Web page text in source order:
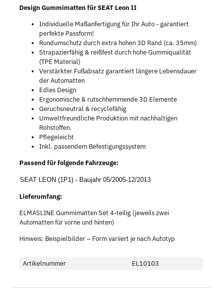
Design Gummimatten für SEAT Leon II
Individuelle Maßanfertigung für Ihr Auto - garantiert
perfekte Passform!
Rundumschutz durch extra hohen 3D Rand (ca. 35mm)
Strapazierfähig & reißfest durch hohe Gummiqualität
(TPE Material)
Verstärkter Fußabsatz garantiert längere Lebensdauer
der Automatten
Edles Design
Ergonomische & rutschhemmende 3D Elemente
Geruchsneutral & recyclefähig
Umweltfreundliche Produktion mit nachhaltigen
Rohstoffen.
Pflegeleicht
Inkl. passendem Befestigungssystem
Passend für folgende Fahrzeuge:
SEAT LEON (1P1) - Baujahr 05/2005-12/2013
Lieferumfang:
ELMASLINE Gummimatten Set 4-teilig (jeweils zwei
Automatten für vorne und hinten)
Hinweis: Beispielbilder – Form variiert je nach Autotyp
Artikelnummer EL10103